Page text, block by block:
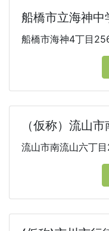
船橋市立海神
船橋市海神4丁目
（仮称）流山
流山市南流山六丁